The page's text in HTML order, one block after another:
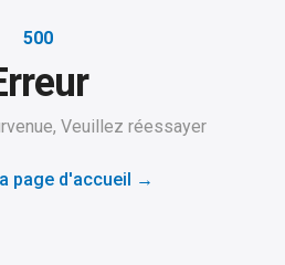
500
Veuillez réessayer
page d'accueil →